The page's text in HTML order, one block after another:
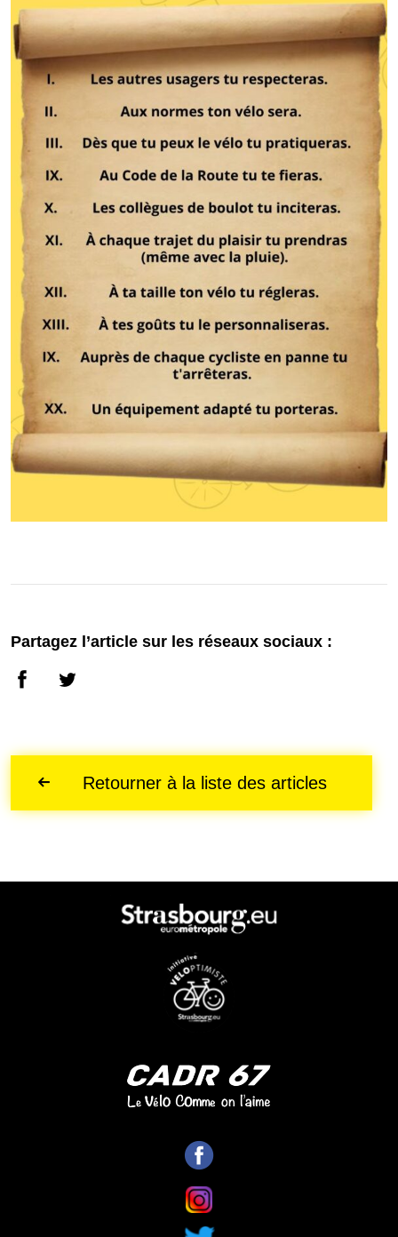
Partagez l’article sur les réseaux sociaux :
Retourner à la liste des articles